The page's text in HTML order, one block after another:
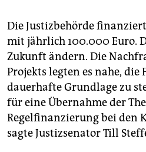
Die Justizbehörde
mit jährlich 100.000 Euro.
Zukunft ändern. Die
Projekts legten es nahe,
dauerhafte Grundlage zu
für eine Übernahme der
Regelfinanzierung bei den
sagte Justizsenator Till